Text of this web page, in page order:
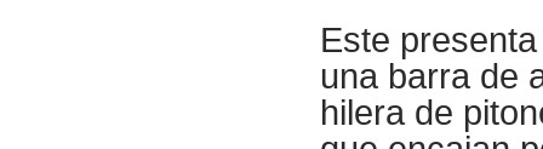
Este
una barra de
hilera de